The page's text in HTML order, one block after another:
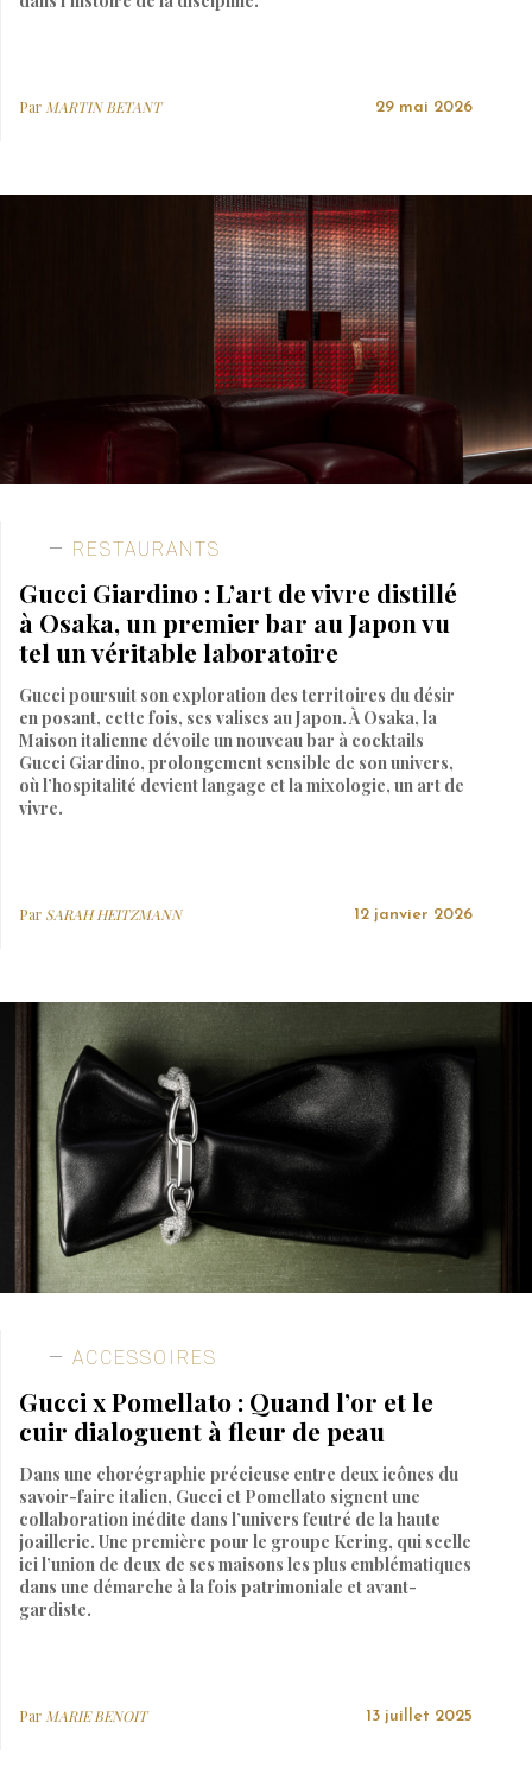
Par MARTIN BETANT 29 mai 2026
RESTAURANTS
Gucci Giardino : L’art de vivre distillé
à Osaka, un premier bar au Japon vu
tel un véritable laboratoire
Gucci poursuit son exploration des territoires du désir
en posant, cette fois, ses valises au Japon. À Osaka, la
Maison italienne dévoile un nouveau bar à cocktails
Gucci Giardino, prolongement sensible de son univers,
où l’hospitalité devient langage et la mixologie, un art de
vivre.
Par SARAH HEITZMANN 12 janvier 2026
ACCESSOIRES
Gucci x Pomellato : Quand l’or et le
cuir dialoguent à fleur de peau
Dans une chorégraphie précieuse entre deux icônes du
savoir-faire italien, Gucci et Pomellato signent une
collaboration inédite dans l’univers feutré de la haute
joaillerie. Une première pour le groupe Kering, qui scelle
ici l’union de deux de ses maisons les plus emblématiques
dans une démarche à la fois patrimoniale et avant-
gardiste.
Par MARIE BENOIT 13 juillet 2025